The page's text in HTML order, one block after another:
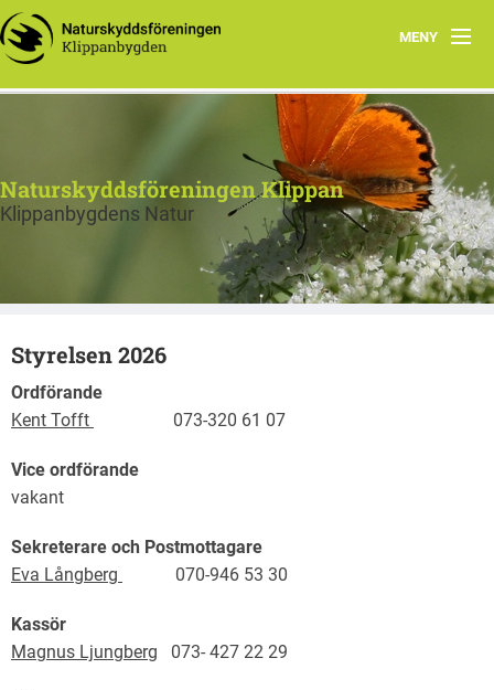
MENY
Hem
Program
Projekt Linneröd
Föreningen
Strövområden
Naturskyddsföreningen Klippan
Klippanbygdens Natur
Styrelsen 2026
Ordförande
Kent Tofft
073-320 61 07
Vice ordförande
vakant
Sekreterare och Postmottagare
Eva Långberg
070-946 53 30
Kassör
Magnus Ljungberg 073- 427 22 29